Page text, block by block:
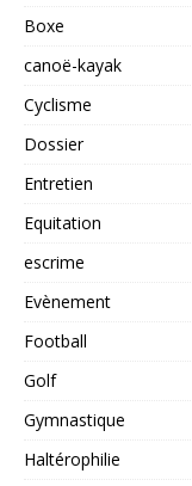
Boxe
canoë-kayak
Cyclisme
Dossier
Entretien
Equitation
escrime
Evènement
Football
Golf
Gymnastique
Haltérophilie